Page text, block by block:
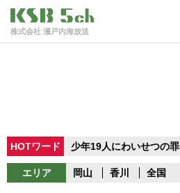
株式会社 瀬戸内海放送
HOTワード 少年19人にわいせつの罪
エリア 岡山 香川 全国